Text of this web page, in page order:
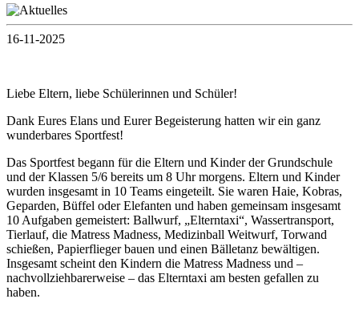
16-11-2025
Liebe Eltern, liebe Schülerinnen und Schüler!
Dank Eures Elans und Eurer Begeisterung hatten wir ein ganz
wunderbares Sportfest!
Das Sportfest begann für die Eltern und Kinder der Grundschule
und der Klassen 5/6 bereits um 8 Uhr morgens. Eltern und Kinder
wurden insgesamt in 10 Teams eingeteilt. Sie waren Haie, Kobras,
Geparden, Büffel oder Elefanten und haben gemeinsam insgesamt
10 Aufgaben gemeistert: Ballwurf, „Elterntaxi“, Wassertransport,
Tierlauf, die Matress Madness, Medizinball Weitwurf, Torwand
schießen, Papierflieger bauen und einen Bälletanz bewältigen.
Insgesamt scheint den Kindern die Matress Madness und –
nachvollziehbarerweise – das Elterntaxi am besten gefallen zu
haben.